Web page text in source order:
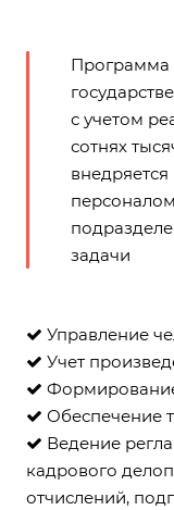
Программа
с учетом
сотнях
задачи
Управление
Учет
Обеспечение
Ведение
кадрового
отчислений,